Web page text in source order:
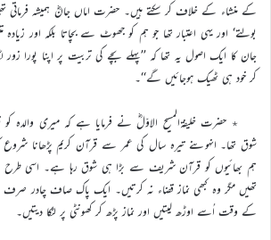
کے منشاء کے خلاف کر سکتے ہیں۔ حضرت اماں جانؓ ہمیشہ فرماتی
بولتے‘ اور یہی اعتبار تھا جو ہم کو جھوٹ سے بچاتا بلکہ اور زیادہ
جان کا ایک اصول یہ تھا کہ ’’پہلے بچے کی تربیت پر اپنا پورا زور
کر خود ہی ٹھیک ہوجائیں گے‘‘۔
٭ حضرت خلیفۃالمسیح الاوّلؓ نے فرمایا ہے کہ میری والدہ
شوق تھا۔ انہوںنے تیرہ سال کی عمر سے قرآن کریم پڑھانا شروع
ہم بھائیوں کو قرآن شریف سے بڑا ہی شوق رہا ہے۔ اسی
تھیں مگر وہ کبھی نماز قضاء نہ کرتیں۔ ایک پاک صاف چادر صرف
کے وقت اُسے اوڑھ لیتیں اور نماز پڑھ کر کھونٹی پر لٹکا دیتیں۔